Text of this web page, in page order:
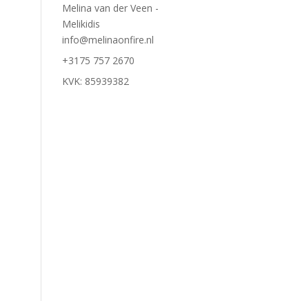
Melina van der Veen -
Melikidis
info@melinaonfire.nl
+3175 757 2670
KVK: 85939382